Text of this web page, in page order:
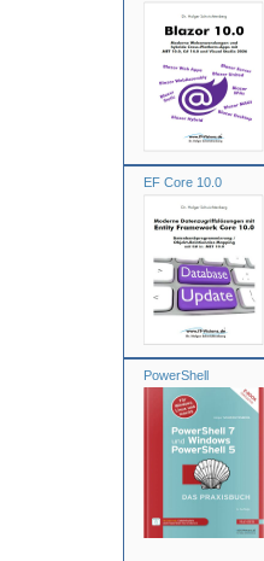
EF Core 10.0
PowerShell